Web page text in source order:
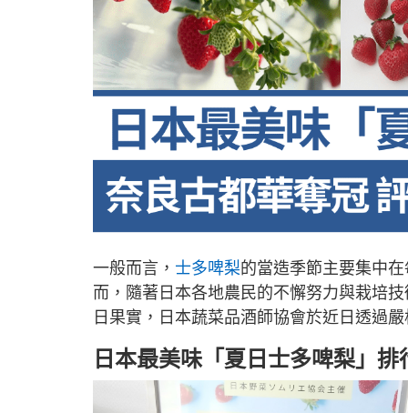
一般而言， 士多啤梨的當造季節主要集中
而，隨著日本各地農民的不懈努力與栽培
日果實，日本蔬菜品酒師協會於近日透過
日本最美味「夏日士多啤梨」